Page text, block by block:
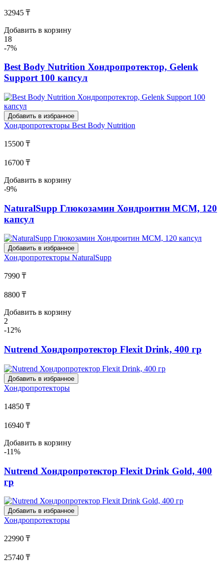
32945 ₸
Добавить в корзину
18
-7%
Best Body Nutrition Хондропротектор, Gelenk
Support 100 капсул
Добавить в избранное
Хондропротекторы Best Body Nutrition
15500 ₸
16700 ₸
Добавить в корзину
-9%
NaturalSupp Глюкозамин Хондроитин МСМ, 120
капсул
Добавить в избранное
Хондропротекторы NaturalSupp
7990 ₸
8800 ₸
Добавить в корзину
2
-12%
Nutrend Хондропротектор Flexit Drink, 400 гр
Добавить в избранное
Хондропротекторы
14850 ₸
16940 ₸
Добавить в корзину
-11%
Nutrend Хондропротектор Flexit Drink Gold, 400
гр
Добавить в избранное
Хондропротекторы
22990 ₸
25740 ₸